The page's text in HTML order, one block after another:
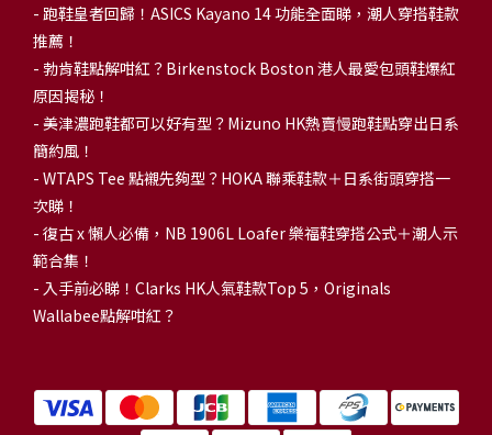
- 跑鞋皇者回歸！ASICS Kayano 14 功能全面睇，潮人穿搭鞋款
推薦！
- 勃肯鞋點解咁紅？Birkenstock Boston 港人最愛包頭鞋爆紅
原因揭秘！
- 美津濃跑鞋都可以好有型？Mizuno HK熱賣慢跑鞋點穿出日系
簡約風！
- WTAPS Tee 點襯先夠型？HOKA 聯乘鞋款＋日系街頭穿搭一
次睇！
- 復古 x 懶人必備，NB 1906L Loafer 樂福鞋穿搭公式＋潮人示
範合集！
- 入手前必睇！Clarks HK人氣鞋款Top 5，Originals
Wallabee點解咁紅？